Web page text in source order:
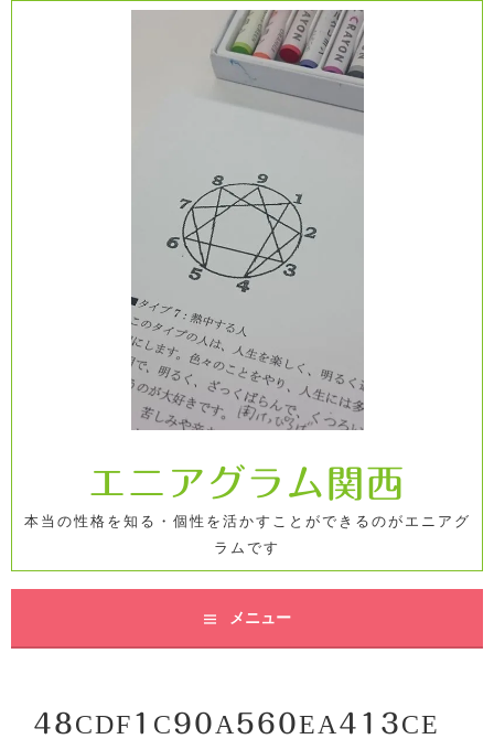
エニアグラム関西
本当の性格を知る・個性を活かすことができるのがエニアグ
ラムです
メニュー
48CDF1C90A560EA413CE